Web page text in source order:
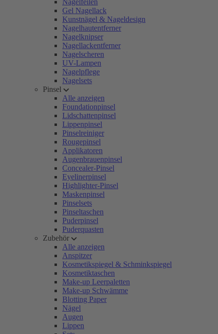
Nagelfeilen
Gel Nagellack
Kunstnägel & Nageldesign
Nagelhautentferner
Nagelknipser
Nagellackentferner
Nagelscheren
UV-Lampen
Nagelpflege
Nagelsets
Pinsel
Alle anzeigen
Foundationpinsel
Lidschattenpinsel
Lippenpinsel
Pinselreiniger
Rougepinsel
Applikatoren
Augenbrauenpinsel
Concealer-Pinsel
Eyelinerpinsel
Highlighter-Pinsel
Maskenpinsel
Pinselsets
Pinseltaschen
Puderpinsel
Puderquasten
Zubehör
Alle anzeigen
Anspitzer
Kosmetikspiegel & Schminkspiegel
Kosmetiktaschen
Make-up Leerpaletten
Make-up Schwämme
Blotting Paper
Nägel
Augen
Lippen